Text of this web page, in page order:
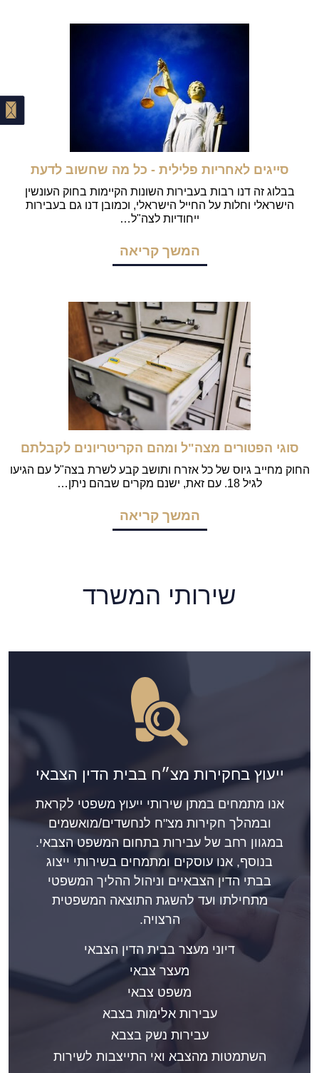
סייגים לאחריות פלילית - כל מה שחשוב לדעת
בבלוג זה דנו רבות בעבירות השונות הקיימות בחוק העונשין
הישראלי וחלות על החייל הישראלי, וכמובן דנו גם בעבירות
ייחודיות לצה"ל…
המשך קריאה
סוגי הפטורים מצה"ל ומהם הקריטריונים לקבלתם
החוק מחייב גיוס של כל אזרח ותושב קבע לשרת בצה"ל עם הגיעו
לגיל 18. עם זאת, ישנם מקרים שבהם ניתן…
המשך קריאה
שירותי המשרד
ייעוץ בחקירות מצ״ח בבית הדין הצבאי
אנו מתמחים במתן שירותי ייעוץ משפטי לקראת
ובמהלך חקירות מצ"ח לנחשדים/מואשמים
במגוון רחב של עבירות בתחום המשפט הצבאי.
בנוסף, אנו עוסקים ומתמחים בשירותי ייצוג
בבתי הדין הצבאיים וניהול ההליך המשפטי
מתחילתו ועד להשגת התוצאה המשפטית
הרצויה.
דיוני מעצר בבית הדין הצבאי
מעצר צבאי
משפט צבאי
עבירות אלימות בצבא
עבירות נשק בצבא
השתמטות מהצבא ואי התייצבות לשירות